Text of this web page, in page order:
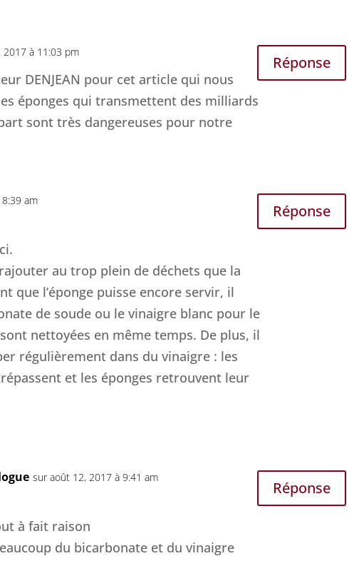
2017 à 11:03 pm
DENJEAN pour cet article qui nous
éponges qui transmettent des milliards
sont très dangereuses pour notre
Réponse
am
rajouter au trop plein de déchets que la
que l’éponge puisse encore servir, il
de soude ou le vinaigre blanc pour le
nettoyées en même temps. De plus, il
régulièrement dans du vinaigre : les
et les éponges retrouvent leur
Réponse
sur août 12, 2017 à 9:41 am
à fait raison
du bicarbonate et du vinaigre
Réponse